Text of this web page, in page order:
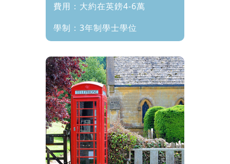
費用：大約在英鎊4-6萬
學制：3年制學士學位